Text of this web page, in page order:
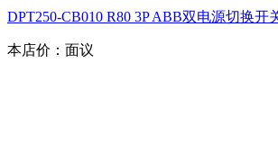
DPT250-CB010 R80 3P ABB双电源切换开
本店价： 面议